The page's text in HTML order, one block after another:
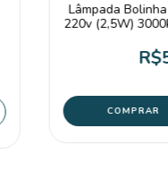
Lâmpada
220v (2,5W)
COMPRAR